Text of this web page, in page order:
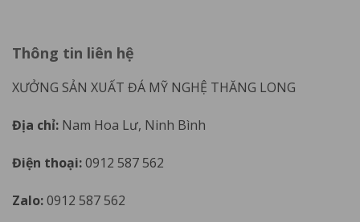
Thông tin liên hệ
XƯỞNG SẢN XUẤT ĐÁ MỸ NGHỆ THĂNG LONG
Địa chỉ: Nam Hoa Lư, Ninh Bình
Điện thoại:0912 587 562
Zalo:0912 587 562